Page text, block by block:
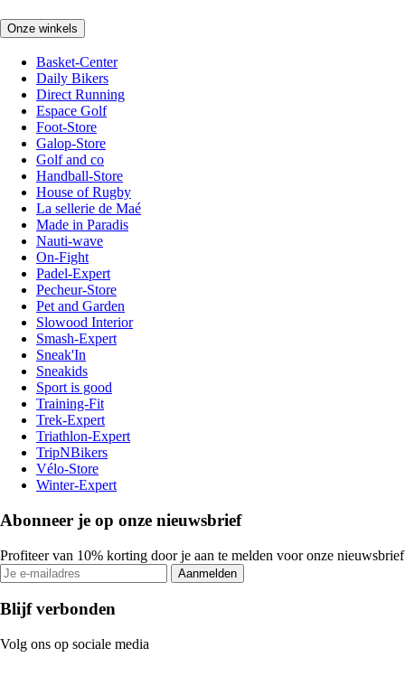
Onze winkels
Basket-Center
Daily Bikers
Direct Running
Espace Golf
Foot-Store
Galop-Store
Golf and co
Handball-Store
House of Rugby
La sellerie de Maé
Made in Paradis
Nauti-wave
On-Fight
Padel-Expert
Pecheur-Store
Pet and Garden
Slowood Interior
Smash-Expert
Sneak'In
Sneakids
Sport is good
Training-Fit
Trek-Expert
Triathlon-Expert
TripNBikers
Vélo-Store
Winter-Expert
Abonneer je op onze nieuwsbrief
Profiteer van 10% korting door je aan te melden voor onze nieuwsbrief
Aanmelden
Blijf verbonden
Volg ons op sociale media